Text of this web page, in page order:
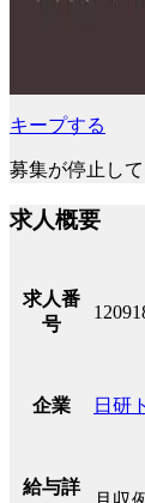
キープする
募集が停止し
求人概要
求人番
号
企業 日研
給与詳